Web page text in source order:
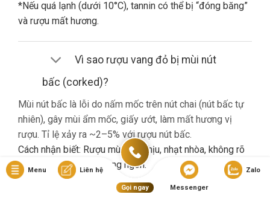
*Nếu quá lạnh (dưới 10°C), tannin có thể bị “đóng băng”
và rượu mất hương.
Vì sao rượu vang đỏ bị mùi nút
bấc (corked)?
Mùi nút bấc là lỗi do nấm mốc trên nút chai (nút bấc tự
nhiên), gây mùi ẩm mốc, giấy ướt, làm mất hương vị
rượu. Tỉ lệ xảy ra ~2–5% với rượu nút bấc.
Cách nhận biết: Rượu mùi khó chịu, nhạt nhòa, không rõ
hương trái cây dù là vang ngon.
Nếu gặp lỗi này, bạn nên liên hệ cửa hàng đổi trả (nếu có
Menu Liên hệ
Gọi ngay Messenger
Zalo